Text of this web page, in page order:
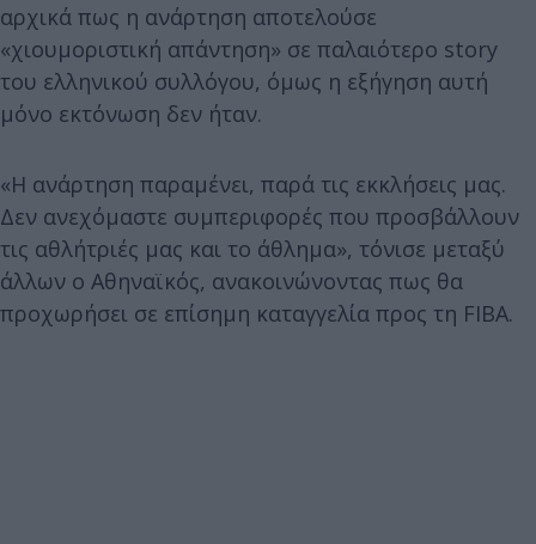
αρχικά πως η ανάρτηση αποτελούσε
«χιουμοριστική απάντηση» σε παλαιότερο story
του ελληνικού συλλόγου, όμως η εξήγηση αυτή
μόνο εκτόνωση δεν ήταν.
«Η ανάρτηση παραμένει, παρά τις εκκλήσεις μας.
Δεν ανεχόμαστε συμπεριφορές που προσβάλλουν
τις αθλήτριές μας και το άθλημα», τόνισε μεταξύ
άλλων ο Αθηναϊκός, ανακοινώνοντας πως θα
προχωρήσει σε επίσημη καταγγελία προς τη FIBA.